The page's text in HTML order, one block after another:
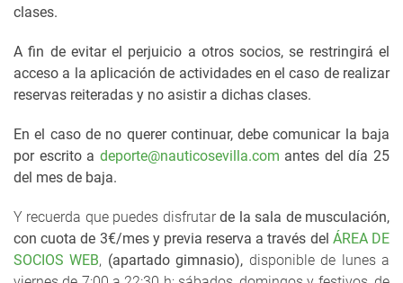
clases.
A fin de evitar el perjuicio a otros socios, se restringirá el
acceso a la aplicación de actividades en el caso de realizar
reservas reiteradas y no asistir a dichas clases.
En el caso de no querer continuar, debe comunicar la baja
por escrito a deporte@nauticosevilla.com antes del día 25
del mes de baja.
Y recuerda que puedes disfrutarde la sala de musculación,
con cuota de 3€/mes y previa reserva a través del ÁREA DE
SOCIOS WEB, (apartado gimnasio), disponible de lunes a